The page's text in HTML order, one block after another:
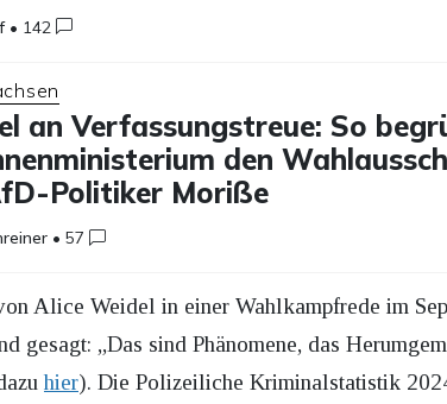
• 142
an Verfassungstreue: So
den
Politiker Moriße
•57
Alice Weidel in einer Wahlkampfrede im
gesagt: „Das sind Phänomene, das
hier). Die Polizeiliche Kriminalstatistik